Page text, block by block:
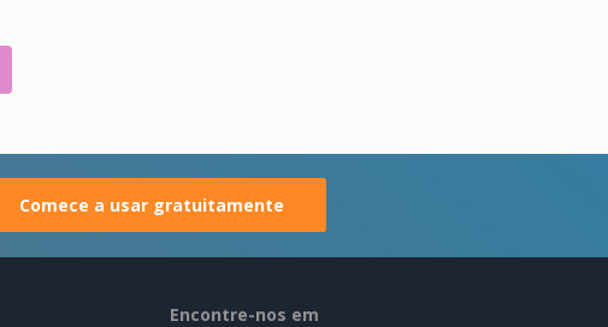
Comece a usar gratuitamente
Encontre-nos em